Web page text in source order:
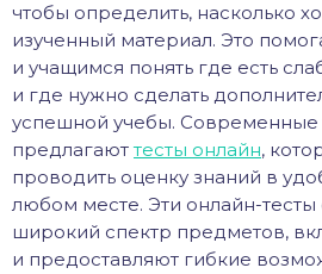
чтобы определить, насколько
изученный материал. Это
и учащимся понять где есть
и где нужно сделать
успешной учебы. Современные
предлагаюттесты онлайн,
проводить оценку знаний в
любом месте. Эти онлайн-тесты
широкий спектр предметов,
и предоставляют гибкие